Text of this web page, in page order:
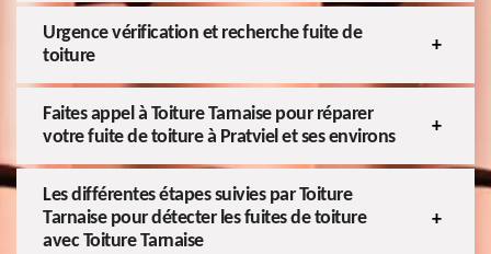
Urgence vérification et recherche fuite de
toiture
Faites appel à Toiture Tarnaise pour réparer
votre fuite de toiture à Pratviel et ses environs
Les différentes étapes suivies par Toiture
Tarnaise pour détecter les fuites de toiture
avec Toiture Tarnaise